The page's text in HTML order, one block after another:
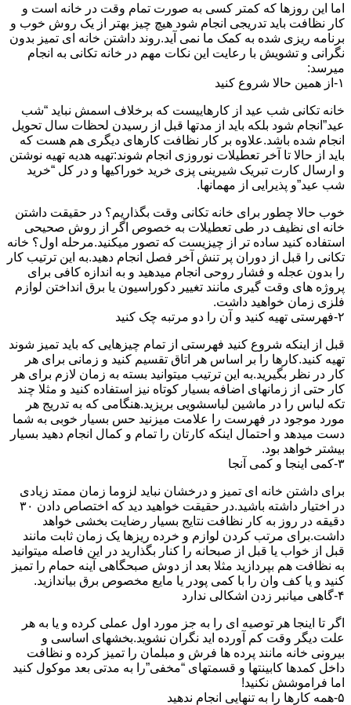
اما این روزها که کمتر کسی به صورت تمام وقت در خانه است و
کار نظافت باید تدریجی انجام شود هیچ چیز بهتر از یک روش خوب و
برنامه ریزی شده به کمک ما نمی آید.روند داشتن خانه ای تمیز بدون
نگرانی و تشویش با رعایت این نکات مهم در خانه تکانی به انجام
میرسد:
۱-از همین حالا شروع کنید
خانه تکانی شب عید از کارهاییست که برخلاف اسمش نباید “شب
عید”انجام شود بلکه باید از مدتها قبل از رسیدن لحظات سال تحویل
انجام شده باشد.علاوه بر کار نظافت کارهای دیگری هم هست که
باید از حالا تا آخر تعطیلات نوروزی انجام شوند:تهیه هدیه تهیه نوشتن
و ارسال کارت تبریک شیرینی پزی خرید خوراکیها و در کل “خرید
شب عید”و پذیرایی از مهمانها.
خوب حالا چطور برای خانه تکانی وقت بگذاریم؟ در حقیقت داشتن
خانه ای نظیف در طی تعطیلات به خصوص اگر از روش صحیحی
استفاده کنید ساده تر از چیزیست که تصور میکنید.مرحله اول؟ خانه
تکانی را قبل از دوران پر تنش آخر فصل انجام دهید.به این ترتیب کار
را بدون عجله و فشار روحی انجام میدهید و به اندازه کافی برای
پروژه های وقت گیری مانند تغییر دکوراسیون یا برق انداختن لوازم
فلزی زمان خواهید داشت.
۲-فهرستی تهیه کنید و آن را دو مرتبه چک کنید
قبل از اینکه شروع کنید فهرستی از تمام چیزهایی که باید تمیز شوند
تهیه کنید.کارها را بر اساس هر اتاق تقسیم کنید و زمانی برای هر
کار در نظر بگیرید.به این ترتیب میتوانید بسته به زمان لازم برای هر
کار حتی از زمانهای اضافه بسیار کوتاه نیز استفاده کنید و مثلا چند
تکه لباس را در ماشین لباسشویی بریزید.هنگامی که به تدریج هر
مورد موجود در فهرست را علامت میزنید حس بسیار خوبی به شما
دست میدهد و احتمال اینکه کارتان را تمام و کمال انجام دهید بسیار
بیشتر خواهد بود.
۳-کمی اینجا و کمی آنجا
برای داشتن خانه ای تمیز و درخشان نباید لزوما زمان ممتد زیادی
در اختیار داشته باشید.در حقیقت خواهید دید که اختصاص دادن ۳۰
دقیقه در روز به کار نظافت نتایج بسیار رضایت بخشی خواهد
داشت.برای مرتب کردن لوازم و خرده ریزها یک زمان ثابت مانند
قبل از خواب یا قبل از صبحانه را کنار بگذارید در این فاصله میتوانید
به نظافت هم بپردازید مثلا بعد از دوش صبحگاهی آینه حمام را تمیز
کنید و یا کف وان را با کمی پودر یا مایع مخصوص برق بیاندازید.
۴-گاهی میانبر زدن اشکالی ندارد
اگر تا اینجا هر توصیه ای را به جز مورد اول عملی کرده و یا به هر
علت دیگر وقت کم آورده اید نگران نشوید.بخشهای اساسی و
بیرونی خانه مانند پرده ها فرش و مبلمان را تمیز کرده و نظافت
داخل کمدها کابینتها و قسمتهای “مخفی”را به مدتی بعد موکول کنید
اما فراموشش نکنید!
۵-همه کارها را به تنهایی انجام ندهید